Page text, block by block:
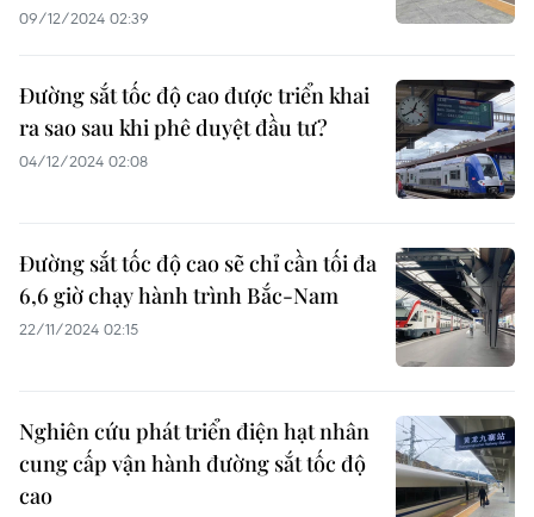
09/12/2024 02:39
Đường sắt tốc độ cao được triển khai
ra sao sau khi phê duyệt đầu tư?
04/12/2024 02:08
Đường sắt tốc độ cao sẽ chỉ cần tối đa
6,6 giờ chạy hành trình Bắc-Nam
22/11/2024 02:15
Nghiên cứu phát triển điện hạt nhân
cung cấp vận hành đường sắt tốc độ
cao